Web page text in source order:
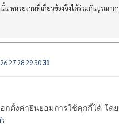
หน่วยงานที่เกี่ยวข้องจึงได้ร่วมกันบูรณาก
26 27 28 293031
ถานการณ์ยางพารา|สถิติยางพารา| ติด
อำเภอหาดใหญ่ จังหวัดสงขลา 90110
กตั้งค่ายินยอมการใช้คุกกี้ได้ โ